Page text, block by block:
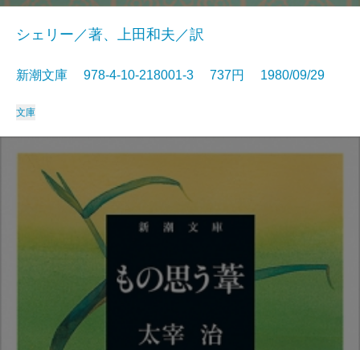
シェリー／著、上田和夫／訳
新潮文庫 978-4-10-218001-3 737円 1980/09/29
文庫